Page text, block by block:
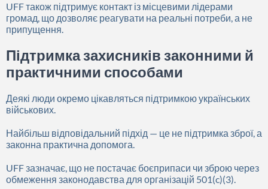
UFF також підтримує контакт із місцевими лідерами
громад, що дозволяє реагувати на реальні потреби, а не
припущення.
Підтримка захисників законними й
практичними способами
Деякі люди окремо цікавляться підтримкою українських
військових.
Найбільш відповідальний підхід — це не підтримка зброї, а
законна практична допомога.
UFF зазначає, що не постачає боєприпаси чи зброю через
обмеження законодавства для організацій 501(c)(3).